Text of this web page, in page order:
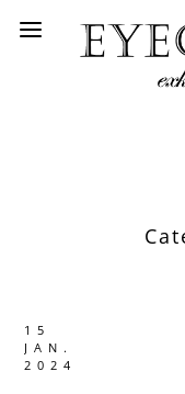
15
JAN.
2024